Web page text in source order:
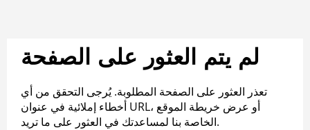
لم يتم العثور على الصفحة
تعذر العثور على الصفحة المطلوبة. يُرجى التحقق من أي
أخطاء إملائية في عنوان URL، أو عرض خريطة الموقع
الخاصة بنا لمساعدتك في العثور على ما تريد.